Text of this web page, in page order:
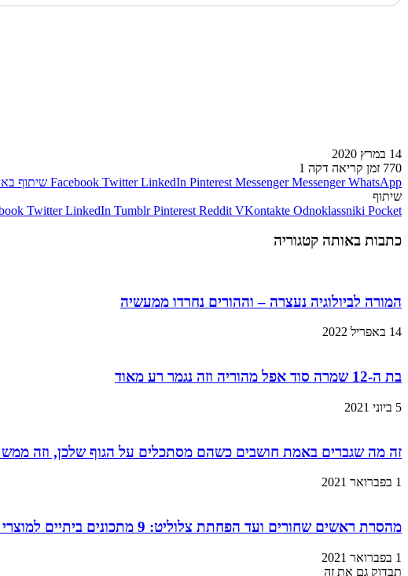
14 במרץ 2020
770 זמן קריאה דקה 1
Facebook Twitter LinkedIn Pinterest Messenger Messenger WhatsApp שיתוף
שיתוף
Twitter LinkedIn Tumblr Pinterest Reddit VKontakte Odnoklassniki Pocket
כתבות באותה קטגוריה
המורה לביולוגיה נעצרה – וההורים נחרדו ממעשיה
14 באפריל 2022
בת ה-12 שמרה סוד אפל מהוריה וזה נגמר רע מאוד
5 ביוני 2021
זה מה שגברים באמת חושבים כשהם מסתכלים על הגוף שלכן, וזה
1 בפברואר 2021
מהסרת ראשים שחורים ועד הפחתת צלוליט: 9 מתכונים ביתיים למוצרי קוסמטיקה שתוכלו בזול ובמהירות!
1 בפברואר 2021
תבדוק גם את זה